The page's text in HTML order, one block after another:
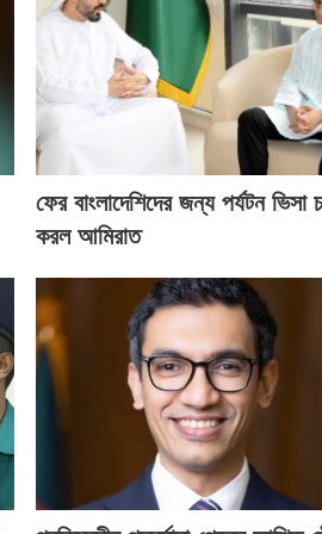
ফের বাংলাদেশিদের জন্য পর্যটন ভিসা
করল আমিরাত